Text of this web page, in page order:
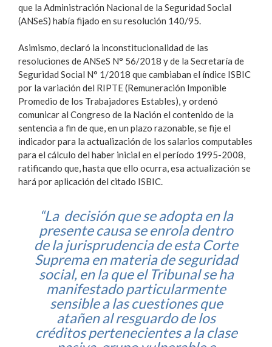
que la Administración Nacional de la Seguridad Social
(ANSeS) había fijado en su resolución 140/95.
Asimismo, declaró la inconstitucionalidad de las
resoluciones de ANSeS N° 56/2018 y de la Secretaría de
Seguridad Social N° 1/2018 que cambiaban el índice ISBIC
por la variación del RIPTE (Remuneración Imponible
Promedio de los Trabajadores Estables), y ordenó
comunicar al Congreso de la Nación el contenido de la
sentencia a fin de que, en un plazo razonable, se fije el
indicador para la actualización de los salarios computables
para el cálculo del haber inicial en el período 1995-2008,
ratificando que, hasta que ello ocurra, esa actualización se
hará por aplicación del citado ISBIC.
“La decisión que se adopta en la
presente causa se enrola dentro
de la jurisprudencia de esta Corte
Suprema en materia de seguridad
social, en la que el Tribunal se ha
manifestado particularmente
sensible a las cuestiones que
atañen al resguardo de los
créditos pertenecientes a la clase